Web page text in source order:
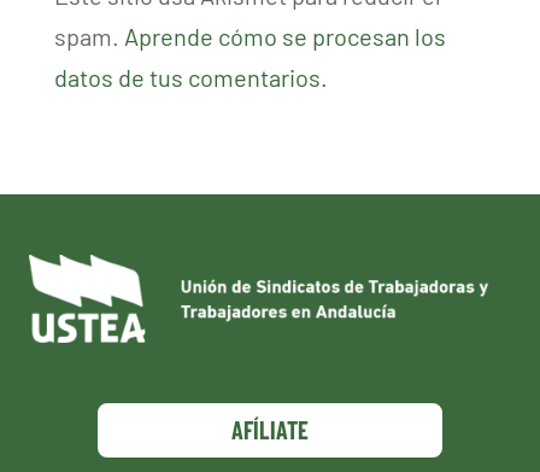
spam. Aprende cómo se procesan los
datos de tus comentarios.
AFÍLIATE